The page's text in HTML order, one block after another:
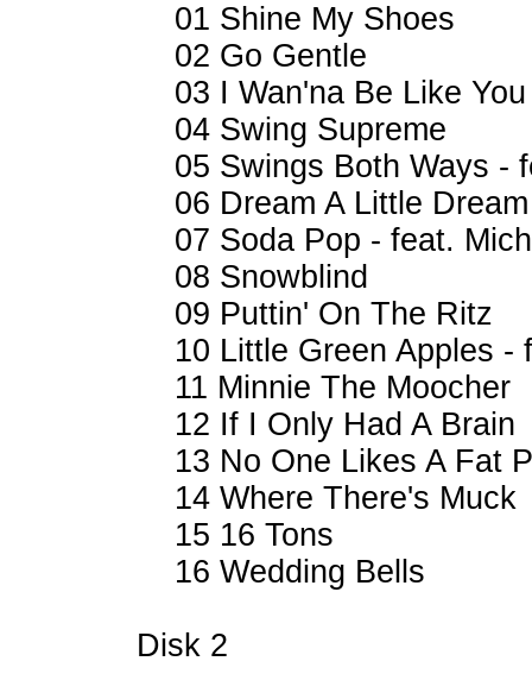
01 Shine My Shoes
02 Go Gentle
03 I Wan'na Be Like
04 Swing Supreme
05 Swings Both Ways -
06 Dream A Little
07 Soda Pop - feat.
08 Snowblind
09 Puttin' On The Ritz
10 Little Green Apples -
11 Minnie The Moocher
12 If I Only Had A Brain
13 No One Likes A Fat
14 Where There's Muck
15 16 Tons
16 Wedding Bells
Disk 2